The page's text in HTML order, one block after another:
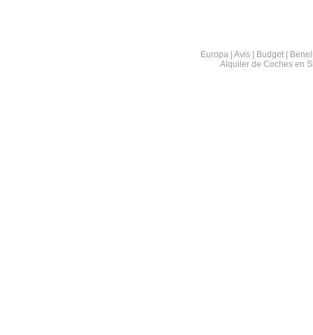
Europa | Avis | Budget |
Alquiler de Coches en